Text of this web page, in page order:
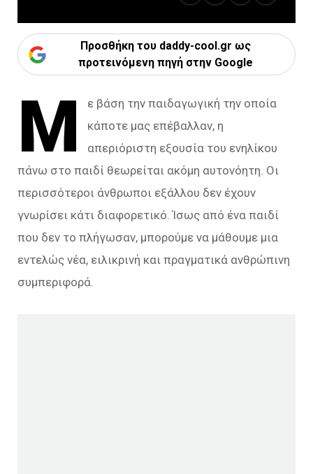
Προσθήκη του daddy-cool.gr ως
προτεινόμενη πηγή στην Google
Μ
ε βάση την παιδαγωγική την οποία
κάποτε μας επέβαλλαν, η
απεριόριστη εξουσία του ενηλίκου
πάνω στο παιδί θεωρείται ακόμη αυτονόητη. Οι
περισσότεροι άνθρωποι εξάλλου δεν έχουν
γνωρίσει κάτι διαφορετικό. Ίσως από ένα παιδί
που δεν το πλήγωσαν, μπορούμε να μάθουμε μια
εντελώς νέα, ειλικρινή και πραγματικά ανθρώπινη
συμπεριφορά.